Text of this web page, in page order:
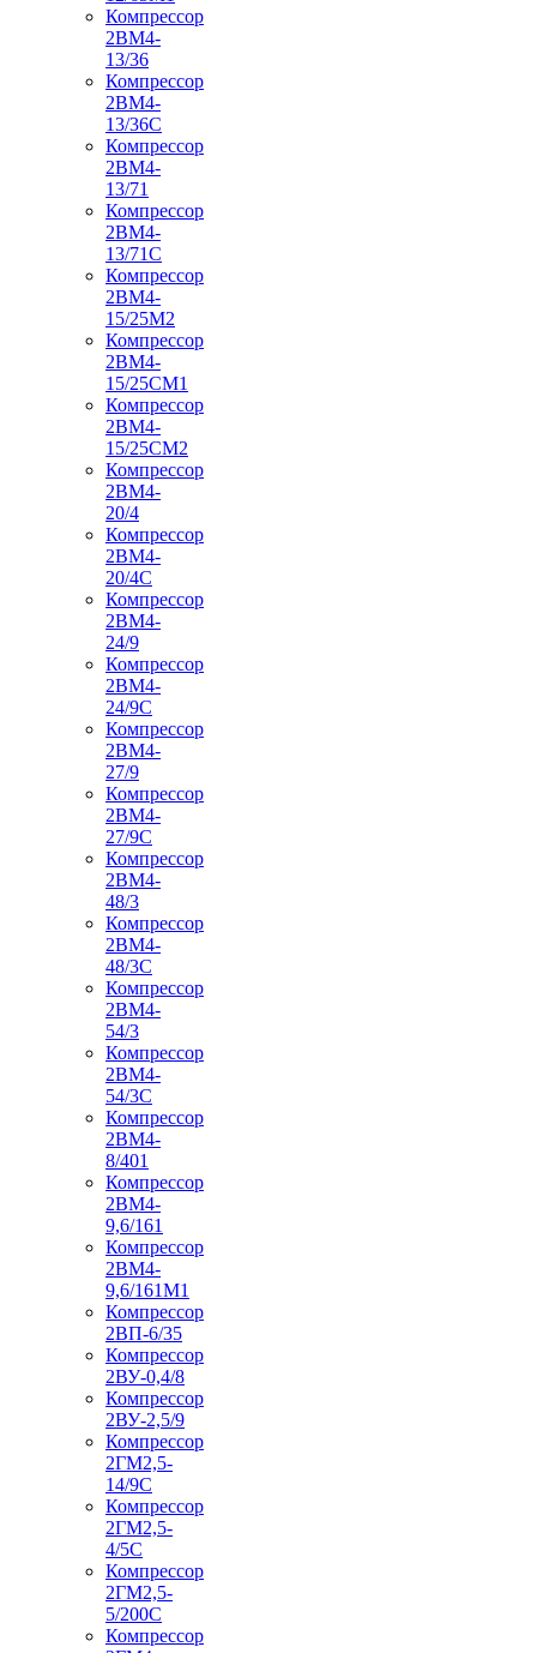
Компрессор
2ВМ4-
13/36
Компрессор
2ВМ4-
13/36С
Компрессор
2ВМ4-
13/71
Компрессор
2ВМ4-
13/71С
Компрессор
2ВМ4-
15/25М2
Компрессор
2ВМ4-
15/25СМ1
Компрессор
2ВМ4-
15/25СМ2
Компрессор
2ВМ4-
20/4
Компрессор
2ВМ4-
20/4С
Компрессор
2ВМ4-
24/9
Компрессор
2ВМ4-
24/9С
Компрессор
2ВМ4-
27/9
Компрессор
2ВМ4-
27/9С
Компрессор
2ВМ4-
48/3
Компрессор
2ВМ4-
48/3С
Компрессор
2ВМ4-
54/3
Компрессор
2ВМ4-
54/3С
Компрессор
2ВМ4-
8/401
Компрессор
2ВМ4-
9,6/161
Компрессор
2ВМ4-
9,6/161М1
Компрессор
2ВП-6/35
Компрессор
2ВУ-0,4/8
Компрессор
2ВУ-2,5/9
Компрессор
2ГМ2,5-
14/9С
Компрессор
2ГМ2,5-
4/5С
Компрессор
2ГМ2,5-
5/200С
Компрессор